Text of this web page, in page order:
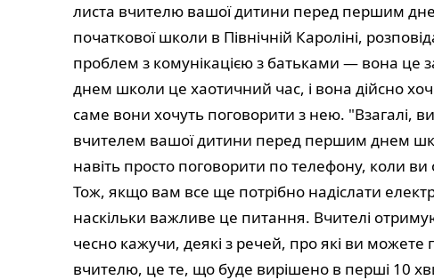
листа вчителю вашої дитини перед першим
початкової школи в Північній Кароліні,
проблем з комунікацією з батьками — вона
днем школи це хаотичний час, і вона дійсно
саме вони хочуть поговорити з нею. "Взагалі,
вчителем вашої дитини перед першим днем
навіть просто поговорити по телефону, коли
Тож, якщо вам все ще потрібно надіслати
наскільки важливе це питання. Вчителі
чесно кажучи, деякі з речей, про які ви можете
вчителю, це те, що буде вирішено в перші 10